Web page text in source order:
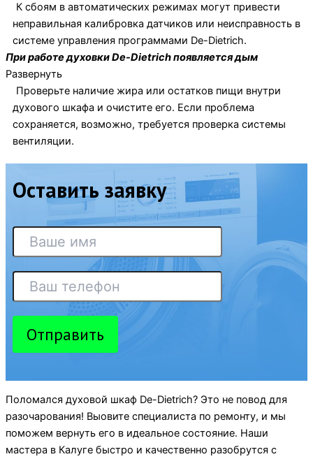
К сбоям в автоматических режимах могут привести
неправильная калибровка датчиков или неисправность в
системе управления программами De-Dietrich.
При работе духовки De-Dietrich появляется дым
Развернуть
Проверьте наличие жира или остатков пищи внутри
духового шкафа и очистите его. Если проблема
сохраняется, возможно, требуется проверка системы
вентиляции.
Оставить заявку
Отправить
Поломался духовой шкаф De-Dietrich? Это не повод для
разочарования! Выовите специалиста по ремонту, и мы
поможем вернуть его в идеальное состояние. Наши
мастера в Калуге быстро и качественно разобрутся с